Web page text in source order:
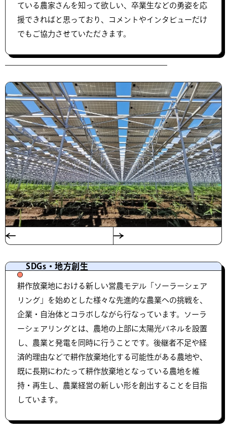
ている農家さんを知って欲しい、卒業生などの勇姿を応
援できればと思っており、コメントやインタビューだけ
でもご協力させていただきます。
SDGs・地方創生
耕作放棄地における新しい営農モデル「ソーラーシェア
リング」を始めとした様々な先進的な農業への挑戦を、
企業・自治体とコラボしながら行なっています。ソーラ
ーシェアリングとは、農地の上部に太陽光パネルを設置
し、農業と発電を同時に行うことです。後継者不足や経
済的理由などで耕作放棄地化する可能性がある農地や、
既に長期にわたって耕作放棄地となっている農地を維
持・再生し、農業経営の新しい形を創出することを目指
しています。